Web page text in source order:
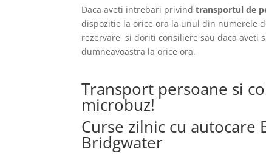
Daca aveti intrebari privindtransportul de
dispozitie la orice ora la unul din numerele
rezervare si doriti consiliere sau daca aveti
dumneavoastra la orice ora.
Transport persoane si
microbuz!
Curse zilnic cu autocare
Bridgwater